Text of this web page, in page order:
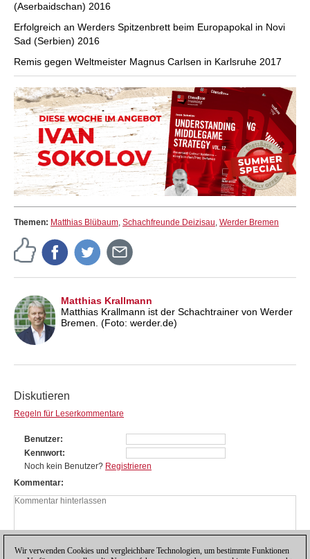
(Aserbaidschan) 2016
Erfolgreich an Werders Spitzenbrett beim Europapokal in Novi
Sad (Serbien) 2016
Remis gegen Weltmeister Magnus Carlsen in Karlsruhe 2017
Themen: Matthias Blübaum, Schachfreunde Deizisau, Werder Bremen
Matthias Krallmann
Matthias Krallmann ist der Schachtrainer von Werder
Bremen. (Foto: werder.de)
Diskutieren
Regeln für Leserkommentare
Benutzer
Kennwort
Noch kein Benutzer? Registrieren
Kommentar
Wir verwenden Cookies und vergleichbare Technologien, um bestimmte Funktionen